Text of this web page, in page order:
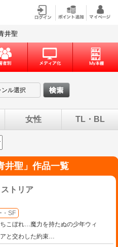
井聖
女性 TL・BL
井聖 」作品一覧
トリア
・SF
こぼれ…魔力を持たぬの少年ウィ
と交わした約束…